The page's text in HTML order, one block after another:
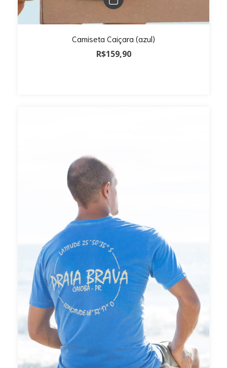
Camiseta Caiçara (azul)
R$159,90